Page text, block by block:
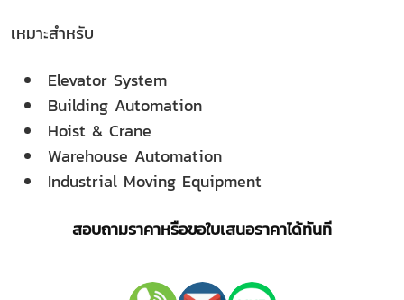
เหมาะสำหรับ
Elevator System
Building Automation
Hoist & Crane
Warehouse Automation
Industrial Moving Equipment
สอบถามราคาหรือขอใบเสนอราคาได้ทันที